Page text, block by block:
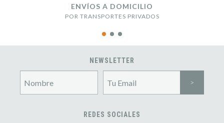
ENVÍOS A DOMICILIO
POR TRANSPORTES PRIVADOS
NEWSLETTER
REDES SOCIALES